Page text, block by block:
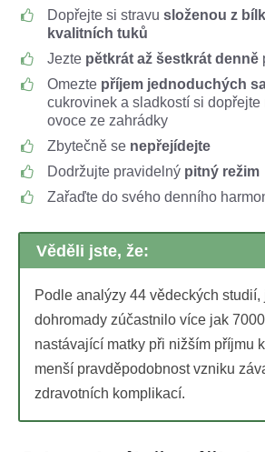
Dopřejte si stravu složenou z
kvalitních tuků
Jezte pětkrát až šestkrát denně
Omezte příjem jednoduchých
cukrovinek a sladkostí si dopřejte
ovoce ze zahrádky
Zbytečně se nepřejídejte
Dodržujte pravidelný pitný režim
Zařaďte do svého denního
Věděli jste, že:
Podle analýzy 44 vědeckých studií,
dohromady zúčastnilo více jak
nastávající matky při nižším příjmu
menší pravděpodobnost vzniku
zdravotních komplikací.